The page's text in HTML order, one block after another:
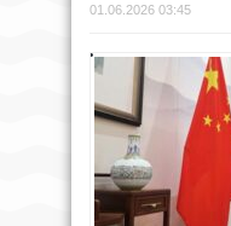
01.06.2026 03:45